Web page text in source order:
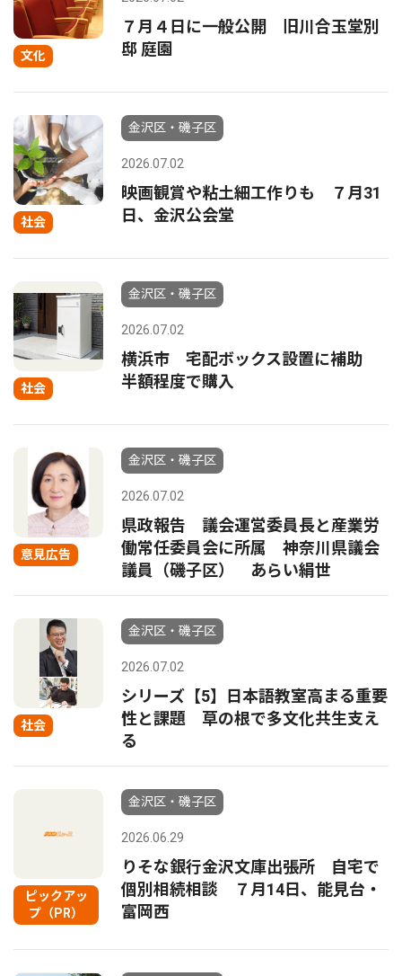
文化
７月４日に一般公開 旧川合玉堂別
邸 庭園
社会
金沢区・磯子区
2026.07.02
映画観賞や粘土細工作りも ７月31
日、金沢公会堂
社会
金沢区・磯子区
2026.07.02
横浜市 宅配ボックス設置に補助
半額程度で購入
意見広告
金沢区・磯子区
2026.07.02
県政報告 議会運営委員長と産業労
働常任委員会に所属 神奈川県議会
議員（磯子区） あらい絹世
社会
金沢区・磯子区
2026.07.02
シリーズ【5】日本語教室高まる重要
性と課題 草の根で多文化共生支え
る
ピックアッ
プ（PR）
金沢区・磯子区
2026.06.29
りそな銀行金沢文庫出張所 自宅で
個別相続相談 ７月14日、能見台・
富岡西